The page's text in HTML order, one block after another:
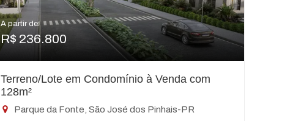
A partir de:
R$ 236.800
Terreno/Lote em Condomínio à Venda com
128m²
Parque da Fonte, São José dos Pinhais-PR